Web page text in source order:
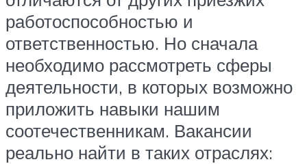
работоспособностью и
ответственностью. Но сначала
необходимо рассмотреть сферы
деятельности, в которых возможно
приложить навыки нашим
соотечественникам. Вакансии
реально найти в таких отраслях: